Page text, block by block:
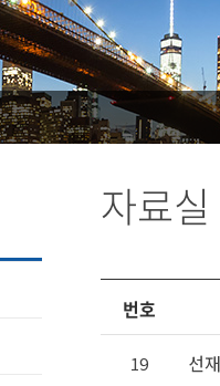
KOSFA
알림/자료
사진/영상
자료실
번호
19 선